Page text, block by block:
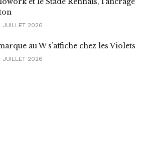
2026
au W s’affiche chez les Violets
2026